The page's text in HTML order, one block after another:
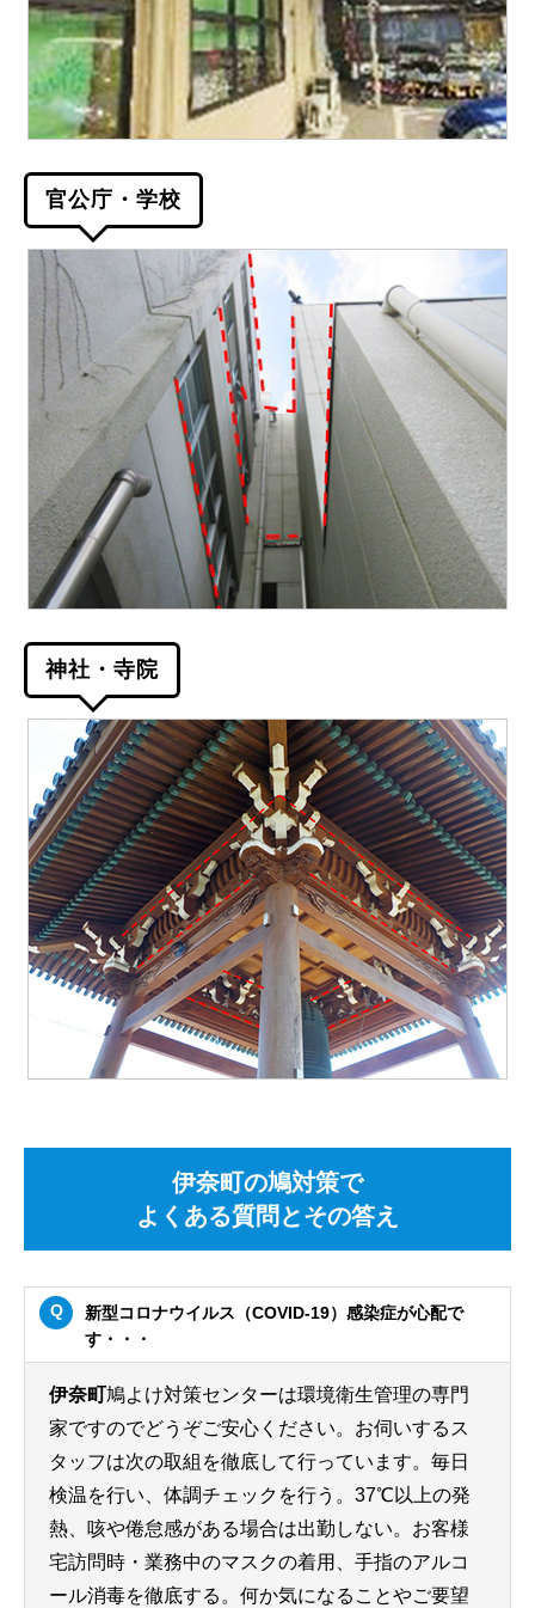
官公庁・学校
神社・寺院
伊奈町の鳩対策で
よくある質問とその答え
新型コロナウイルス（COVID-19）感染症が心配で
す・・・
伊奈町鳩よけ対策センターは環境衛生管理の専門
家ですのでどうぞご安心ください。お伺いするス
タッフは次の取組を徹底して行っています。毎日
検温を行い、体調チェックを行う。37℃以上の発
熱、咳や倦怠感がある場合は出勤しない。お客様
宅訪問時・業務中のマスクの着用、手指のアルコ
ール消毒を徹底する。何か気になることやご要望